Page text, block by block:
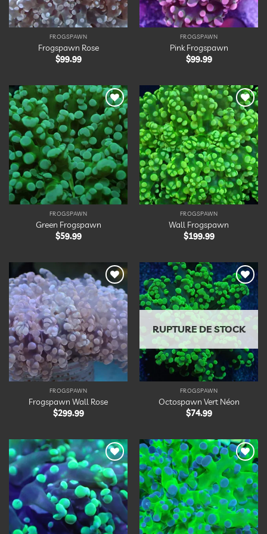
FROGSPAWN
Frogspawn Rose
$99.99
FROGSPAWN
Pink Frogspawn
$99.99
Ajouter
à la
liste
d’envies
FROGSPAWN
Green Frogspawn
$59.99
Ajouter
à la
liste
d’envies
FROGSPAWN
Wall Frogspawn
$199.99
Ajouter
à la
liste
d’envies
FROGSPAWN
Frogspawn Wall Rose
$299.99
Ajouter
à la
liste
d’envies
RUPTURE DE STOCK
FROGSPAWN
Octospawn Vert Néon
$74.99
Ajouter
à la
liste
d’envies
Ajouter
à la
liste
d’envies